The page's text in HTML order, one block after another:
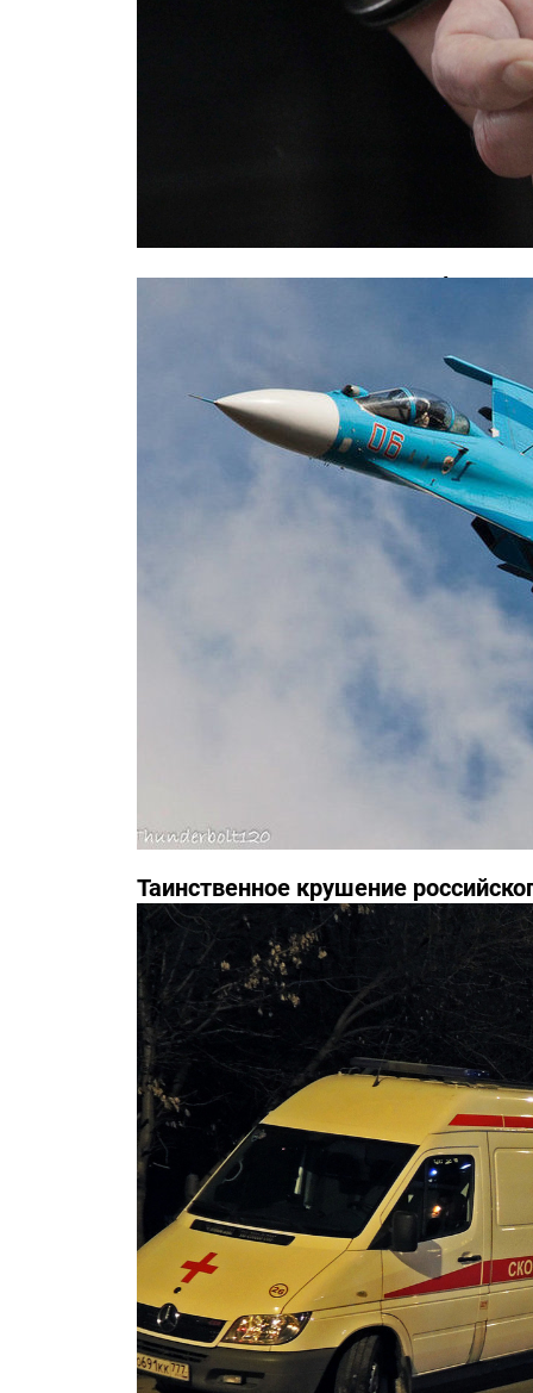
Задержан водитель Mercedes,
Таинственное крушение
инциденте засекречены